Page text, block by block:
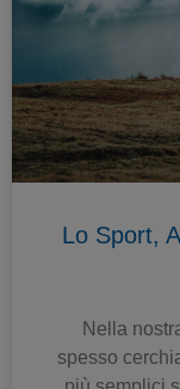
Lo Sport,
Nella
spesso